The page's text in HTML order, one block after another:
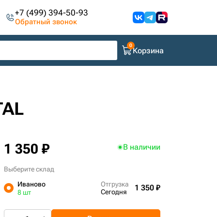
+7 (499) 394-50-93
Обратный звонок
Корзина
1 350 ₽ В наличии
Выберите склад
Иваново
8 шт
Отгрузка
Сегодня
1 350 ₽